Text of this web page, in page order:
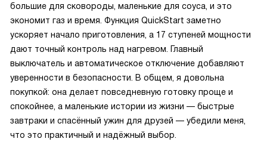
большие для сковороды, маленькие для соуса, и это
экономит газ и время. Функция QuickStart заметно
ускоряет начало приготовления, а 17 ступеней мощности
дают точный контроль над нагревом. Главный
выключатель и автоматическое отключение добавляют
уверенности в безопасности. В общем, я довольна
покупкой: она делает повседневную готовку проще и
спокойнее, а маленькие истории из жизни — быстрые
завтраки и спасённый ужин для друзей — убедили меня,
что это практичный и надёжный выбор.